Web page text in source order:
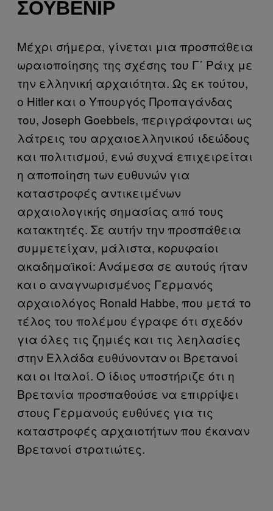
ΣΟΥΒΕΝΊΡ
Μέχρι σήμερα, γίνεται μια προσπάθεια
ωραιοποίησης της σχέσης του Γ΄ Ράιχ με
την ελληνική αρχαιότητα. Ως εκ τούτου,
ο Hitler και ο Υπουργός Προπαγάνδας
του, Joseph Goebbels, περιγράφονται ως
λάτρεις του αρχαιοελληνικού ιδεώδους
και πολιτισμού, ενώ συχνά επιχειρείται
η αποποίηση των ευθυνών για
καταστροφές αντικειμένων
αρχαιολογικής σημασίας από τους
κατακτητές. Σε αυτήν την προσπάθεια
συμμετείχαν, μάλιστα, κορυφαίοι
ακαδημαϊκοί: Ανάμεσα σε αυτούς ήταν
και ο αναγνωρισμένος Γερμανός
αρχαιολόγος Ronald Habbe, που μετά το
τέλος του πολέμου έγραφε ότι σχεδόν
για όλες τις ζημιές και τις λεηλασίες
στην Ελλάδα ευθύνονταν οι Βρετανοί
και οι Ιταλοί. Ο ίδιος υποστήριζε ότι η
Βρετανία προσπαθούσε να επιρρίψει
στους Γερμανούς ευθύνες για τις
καταστροφές αρχαιοτήτων που έκαναν
Βρετανοί στρατιώτες.